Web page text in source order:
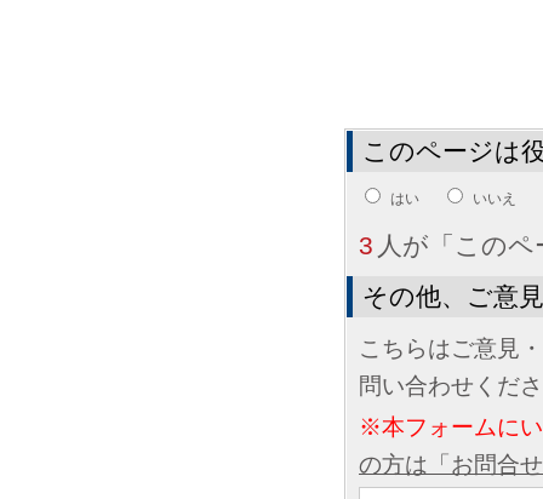
このページは
はい いいえ
3 人が「この
その他、ご意
こちらはご意見
問い合わせくだ
※本フォームに
の方は「お問合